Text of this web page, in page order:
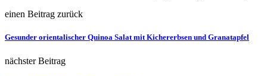
einen Beitrag zurück
Gesunder orientalischer Quinoa Salat mit Kichererbsen und Granatapfel
nächster Beitrag